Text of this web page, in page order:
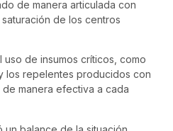
de manera articulada con
de los centros
uso de insumos críticos, como
los repelentes producidos con
manera efectiva a cada